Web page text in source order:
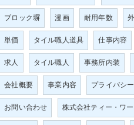
ブロック塀 漫画 耐用年数
単価 タイル職人道具 仕事内容
求人 タイル職人 事務所内装
会社概要 事業内容 プライバシ
お問い合わせ 株式会社ティー・ワ